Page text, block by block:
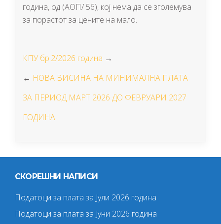
година, од (АОП/ 56), кој нема да се зголемува
за порастот за цените на мало.
КПУ бр.2/2026 година →
← НОВА ВИСИНА НА МИНИМАЛНА ПЛАТА
ЗА ПЕРИОД МАРТ 2026 ДО ФЕВРУАРИ 2027
ГОДИНА
СКОРЕШНИ НАПИСИ
Податоци за плата за Јули 2026 година
Податоци за плата за Јуни 2026 година